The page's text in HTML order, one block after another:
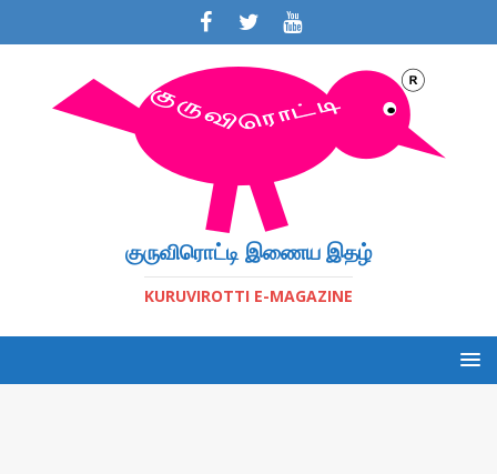
குருவிரொட்டி இணைய இதழ்
KURUVIROTTI E-MAGAZINE